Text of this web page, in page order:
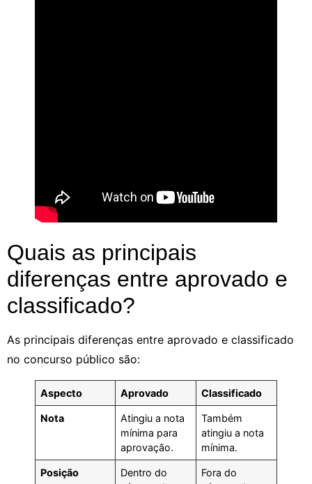
Quais as principais
diferenças entre aprovado e
classificado?
As principais diferenças entre aprovado e classificado
no concurso público são:
Aspecto Aprovado Classificado
Nota
Atingiu a nota
mínima para
aprovação.
Também
atingiu a nota
mínima.
Posição
Dentro do
Fora do